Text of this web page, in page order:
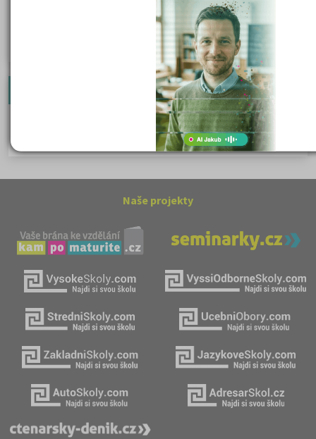
Karel Havlíček Borovský: Tyrolské elegie
Zaregistrujte se a dostávejte nejlepší nabídky jako první.
Naše projekty